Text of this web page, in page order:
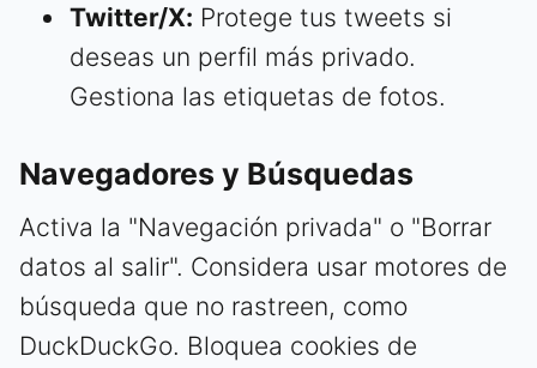
Twitter/X: Protege tus tweets si
deseas un perfil más privado.
Gestiona las etiquetas de fotos.
Navegadores y Búsquedas
Activa la "Navegación privada" o "Borrar
datos al salir". Considera usar motores de
búsqueda que no rastreen, como
DuckDuckGo. Bloquea cookies de